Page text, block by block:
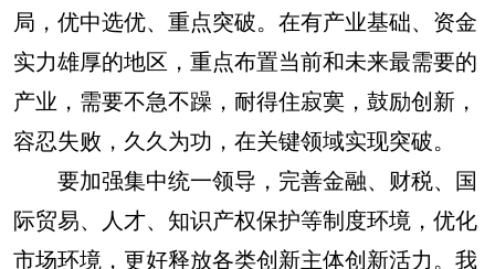
局，优中选优、重点突破。在有产业基础、资金
实力雄厚的地区，重点布置当前和未来最需要的
产业，需要不急不躁，耐得住寂寞，鼓励创新，
容忍失败，久久为功，在关键领域实现突破。
要加强集中统一领导，完善金融、财税、国
际贸易、人才、知识产权保护等制度环境，优化
市场环境，更好释放各类创新主体创新活力。我